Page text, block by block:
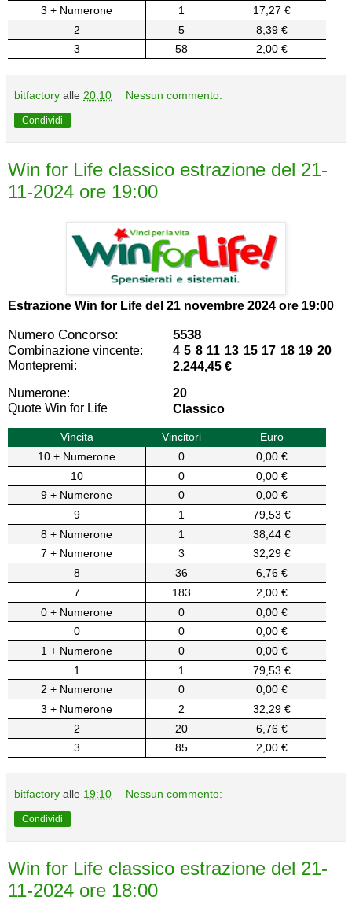
3 + Numerone
1
17,27 €
2
5
8,39 €
3
58 2,00 €
bitfactory alle 20:10 Nessun commento:
Condividi
Win for Life classico estrazione del 21-
11-2024 ore 19:00
Estrazione Win for Life del 21 novembre 2024 ore 19:00
Numero Concorso: 5538
Combinazione vincente:
4 5 8 11 13 15 17 18 19 20
Montepremi:
2.244,45 €
Numerone:
20
Quote Win for Life
Classico
Vincita Vincitori
Euro
10 + Numerone
0
0,00 €
10
0
0,00 €
9 + Numerone
0
0,00 €
9
1
79,53 €
8 + Numerone
1
38,44 €
7 + Numerone
3
32,29 €
8
36
6,76 €
7
183
2,00 €
0 + Numerone
0
0,00 €
0
0
0,00 €
1 + Numerone
0
0,00 €
1
1
79,53 €
2 + Numerone
0
0,00 €
3 + Numerone
2
32,29 €
2
20
6,76 €
3
85 2,00 €
bitfactory alle 19:10 Nessun commento:
Condividi
Win for Life classico estrazione del 21-
11-2024 ore 18:00